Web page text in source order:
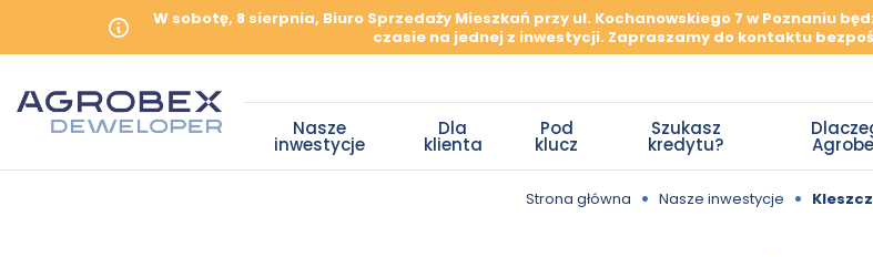
W sobotę, 8 sierpnia, Biuro Sprzedaży Mieszkań przy ul. Kochanowskiego 7 w Poznaniu
czasie na jednej z inwestycji. Zapraszamy do kontaktu
Nasze
inwestycje
Dla
klienta
Pod
klucz
Szukasz
kredytu?
Strona główna • Nasze inwestycje •